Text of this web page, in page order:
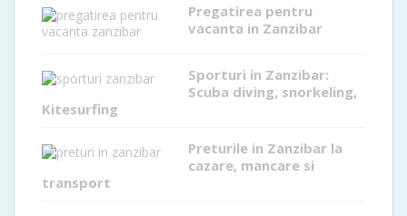
Pregatirea pentru
vacanta in Zanzibar
Sporturi in Zanzibar:
Scuba diving, snorkeling,
Kitesurfing
Preturile in Zanzibar la
cazare, mancare si
transport